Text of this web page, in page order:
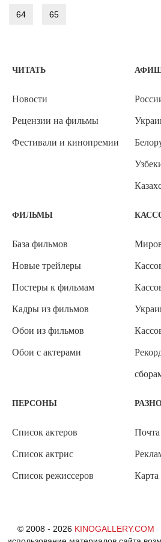
64 65
ЧИТАТЬ
Новости
Рецензии на фильмы
Фестивали и кинопремии
ФИЛЬМЫ
База фильмов
Новые трейлеры
Постеры к фильмам
Кадры из фильмов
Обои из фильмов
Обои с актерами
ПЕРСОНЫ
Список актеров
Список актрис
Список режиссеров
Почта
Карта
© 2008 - 2026 KINOGALLERY.COM